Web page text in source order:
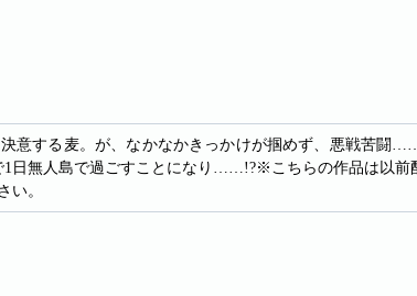
意する麦。が、なかなかきっかけが掴めず、悪戦苦闘
1日無人島で過ごすことになり……!?※こちらの作品は以前
い。